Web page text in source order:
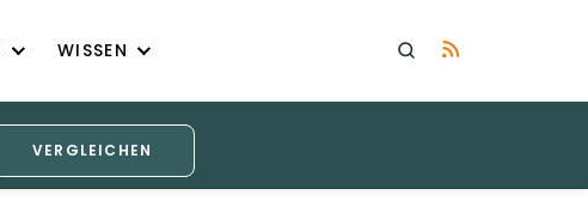
WISSEN
VERGLEICHEN